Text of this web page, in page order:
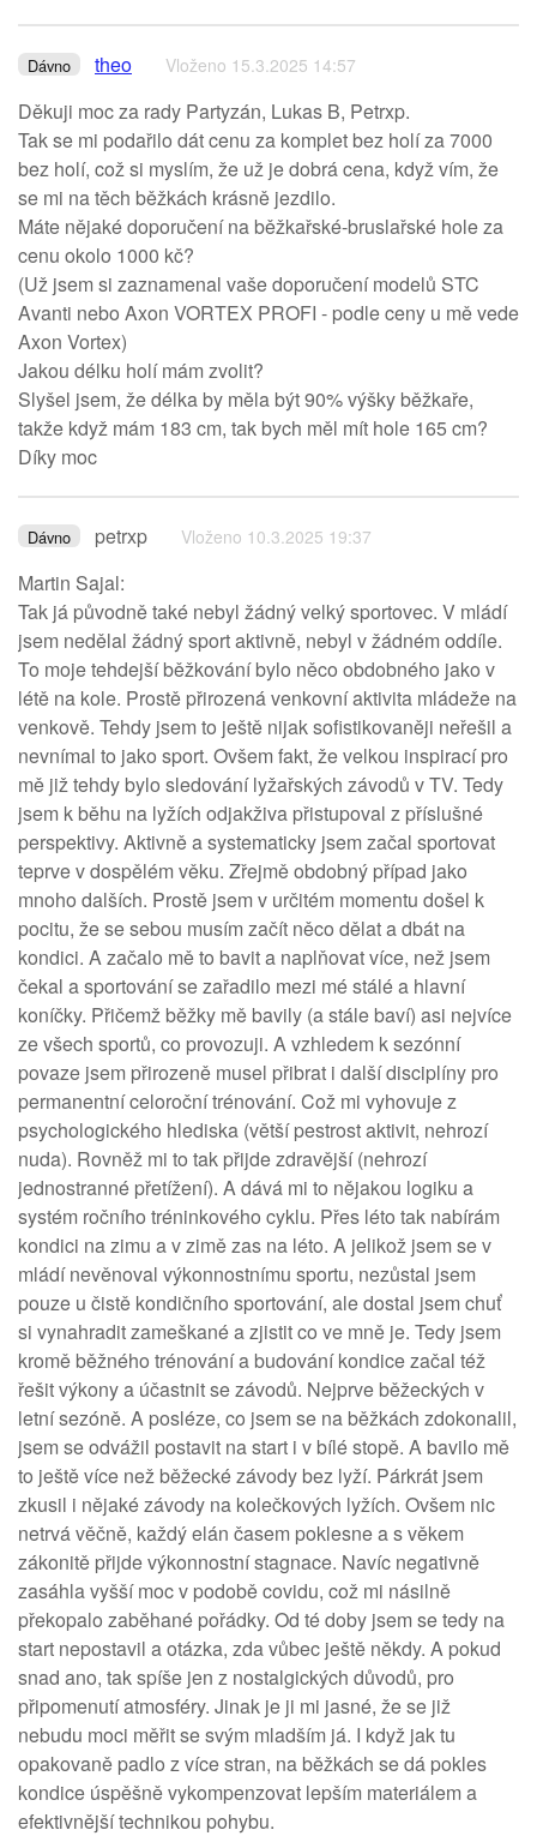
Dávno theo Vloženo 15.3.2025 14:57
Děkuji moc za rady Partyzán, Lukas B, Petrxp.
Tak se mi podařilo dát cenu za komplet bez holí za 7000
bez holí, což si myslím, že už je dobrá cena, když vím, že
se mi na těch běžkách krásně jezdilo.
Máte nějaké doporučení na běžkařské-bruslařské hole za
cenu okolo 1000 kč?
(Už jsem si zaznamenal vaše doporučení modelů STC
Avanti nebo Axon VORTEX PROFI - podle ceny u mě vede
Axon Vortex)
Jakou délku holí mám zvolit?
Slyšel jsem, že délka by měla být 90% výšky běžkaře,
takže když mám 183 cm, tak bych měl mít hole 165 cm?
Díky moc
Dávno petrxp Vloženo 10.3.2025 19:37
Martin Sajal:
Tak já původně také nebyl žádný velký sportovec. V mládí
jsem nedělal žádný sport aktivně, nebyl v žádném oddíle.
To moje tehdejší běžkování bylo něco obdobného jako v
létě na kole. Prostě přirozená venkovní aktivita mládeže na
venkově. Tehdy jsem to ještě nijak sofistikovaněji neřešil a
nevnímal to jako sport. Ovšem fakt, že velkou inspirací pro
mě již tehdy bylo sledování lyžařských závodů v TV. Tedy
jsem k běhu na lyžích odjakživa přistupoval z příslušné
perspektivy. Aktivně a systematicky jsem začal sportovat
teprve v dospělém věku. Zřejmě obdobný případ jako
mnoho dalších. Prostě jsem v určitém momentu došel k
pocitu, že se sebou musím začít něco dělat a dbát na
kondici. A začalo mě to bavit a naplňovat více, než jsem
čekal a sportování se zařadilo mezi mé stálé a hlavní
koníčky. Přičemž běžky mě bavily (a stále baví) asi nejvíce
ze všech sportů, co provozuji. A vzhledem k sezónní
povaze jsem přirozeně musel přibrat i další disciplíny pro
permanentní celoroční trénování. Což mi vyhovuje z
psychologického hlediska (větší pestrost aktivit, nehrozí
nuda). Rovněž mi to tak přijde zdravější (nehrozí
jednostranné přetížení). A dává mi to nějakou logiku a
systém ročního tréninkového cyklu. Přes léto tak nabírám
kondici na zimu a v zimě zas na léto. A jelikož jsem se v
mládí nevěnoval výkonnostnímu sportu, nezůstal jsem
pouze u čistě kondičního sportování, ale dostal jsem chuť
si vynahradit zameškané a zjistit co ve mně je. Tedy jsem
kromě běžného trénování a budování kondice začal též
řešit výkony a účastnit se závodů. Nejprve běžeckých v
letní sezóně. A posléze, co jsem se na běžkách zdokonalil,
jsem se odvážil postavit na start i v bílé stopě. A bavilo mě
to ještě více než běžecké závody bez lyží. Párkrát jsem
zkusil i nějaké závody na kolečkových lyžích. Ovšem nic
netrvá věčně, každý elán časem poklesne a s věkem
zákonitě přijde výkonnostní stagnace. Navíc negativně
zasáhla vyšší moc v podobě covidu, což mi násilně
překopalo zaběhané pořádky. Od té doby jsem se tedy na
start nepostavil a otázka, zda vůbec ještě někdy. A pokud
snad ano, tak spíše jen z nostalgických důvodů, pro
připomenutí atmosféry. Jinak je ji mi jasné, že se již
nebudu moci měřit se svým mladším já. I když jak tu
opakovaně padlo z více stran, na běžkách se dá pokles
kondice úspěšně vykompenzovat lepším materiálem a
efektivnější technikou pohybu.